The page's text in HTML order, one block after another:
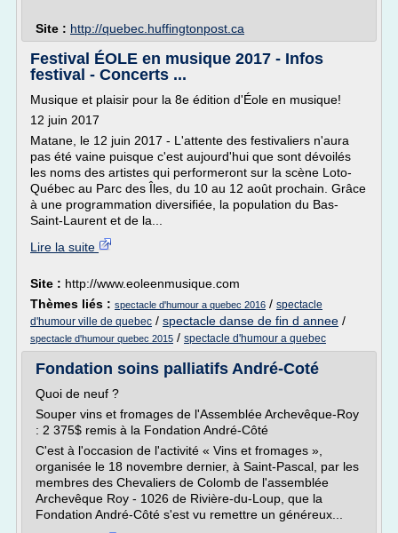
Site : http://quebec.huffingtonpost.ca
Festival ÉOLE en musique 2017 - Infos
festival - Concerts ...
Musique et plaisir pour la 8e édition d'Éole en musique!
12 juin 2017
Matane, le 12 juin 2017 - L'attente des festivaliers n'aura
pas été vaine puisque c'est aujourd'hui que sont dévoilés
les noms des artistes qui performeront sur la scène Loto-
Québec au Parc des Îles, du 10 au 12 août prochain. Grâce
à une programmation diversifiée, la population du Bas-
Saint-Laurent et de la...
Lire la suite
Site : http://www.eoleenmusique.com
Thèmes liés : spectacle d'humour a quebec 2016 / spectacle
d'humour ville de quebec / spectacle danse de fin d annee /
spectacle d'humour quebec 2015 / spectacle d'humour a quebec
Fondation soins palliatifs André-Coté
Quoi de neuf ?
Souper vins et fromages de l'Assemblée Archevêque-Roy
: 2 375$ remis à la Fondation André-Côté
C'est à l'occasion de l'activité « Vins et fromages »,
organisée le 18 novembre dernier, à Saint-Pascal, par les
membres des Chevaliers de Colomb de l'assemblée
Archevêque Roy - 1026 de Rivière-du-Loup, que la
Fondation André-Côté s'est vu remettre un généreux...